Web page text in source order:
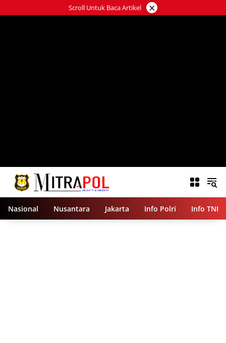
ke
Scroll Untuk Baca Artikel ×
Nasional Nusantara Jakarta Info Polri Info TNI